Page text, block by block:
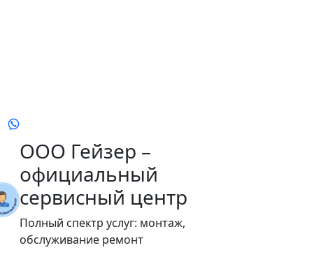
ООО Гейзер –
официальный
сервисный центр
Полный спектр услуг: монтаж,
обслуживание ремонт